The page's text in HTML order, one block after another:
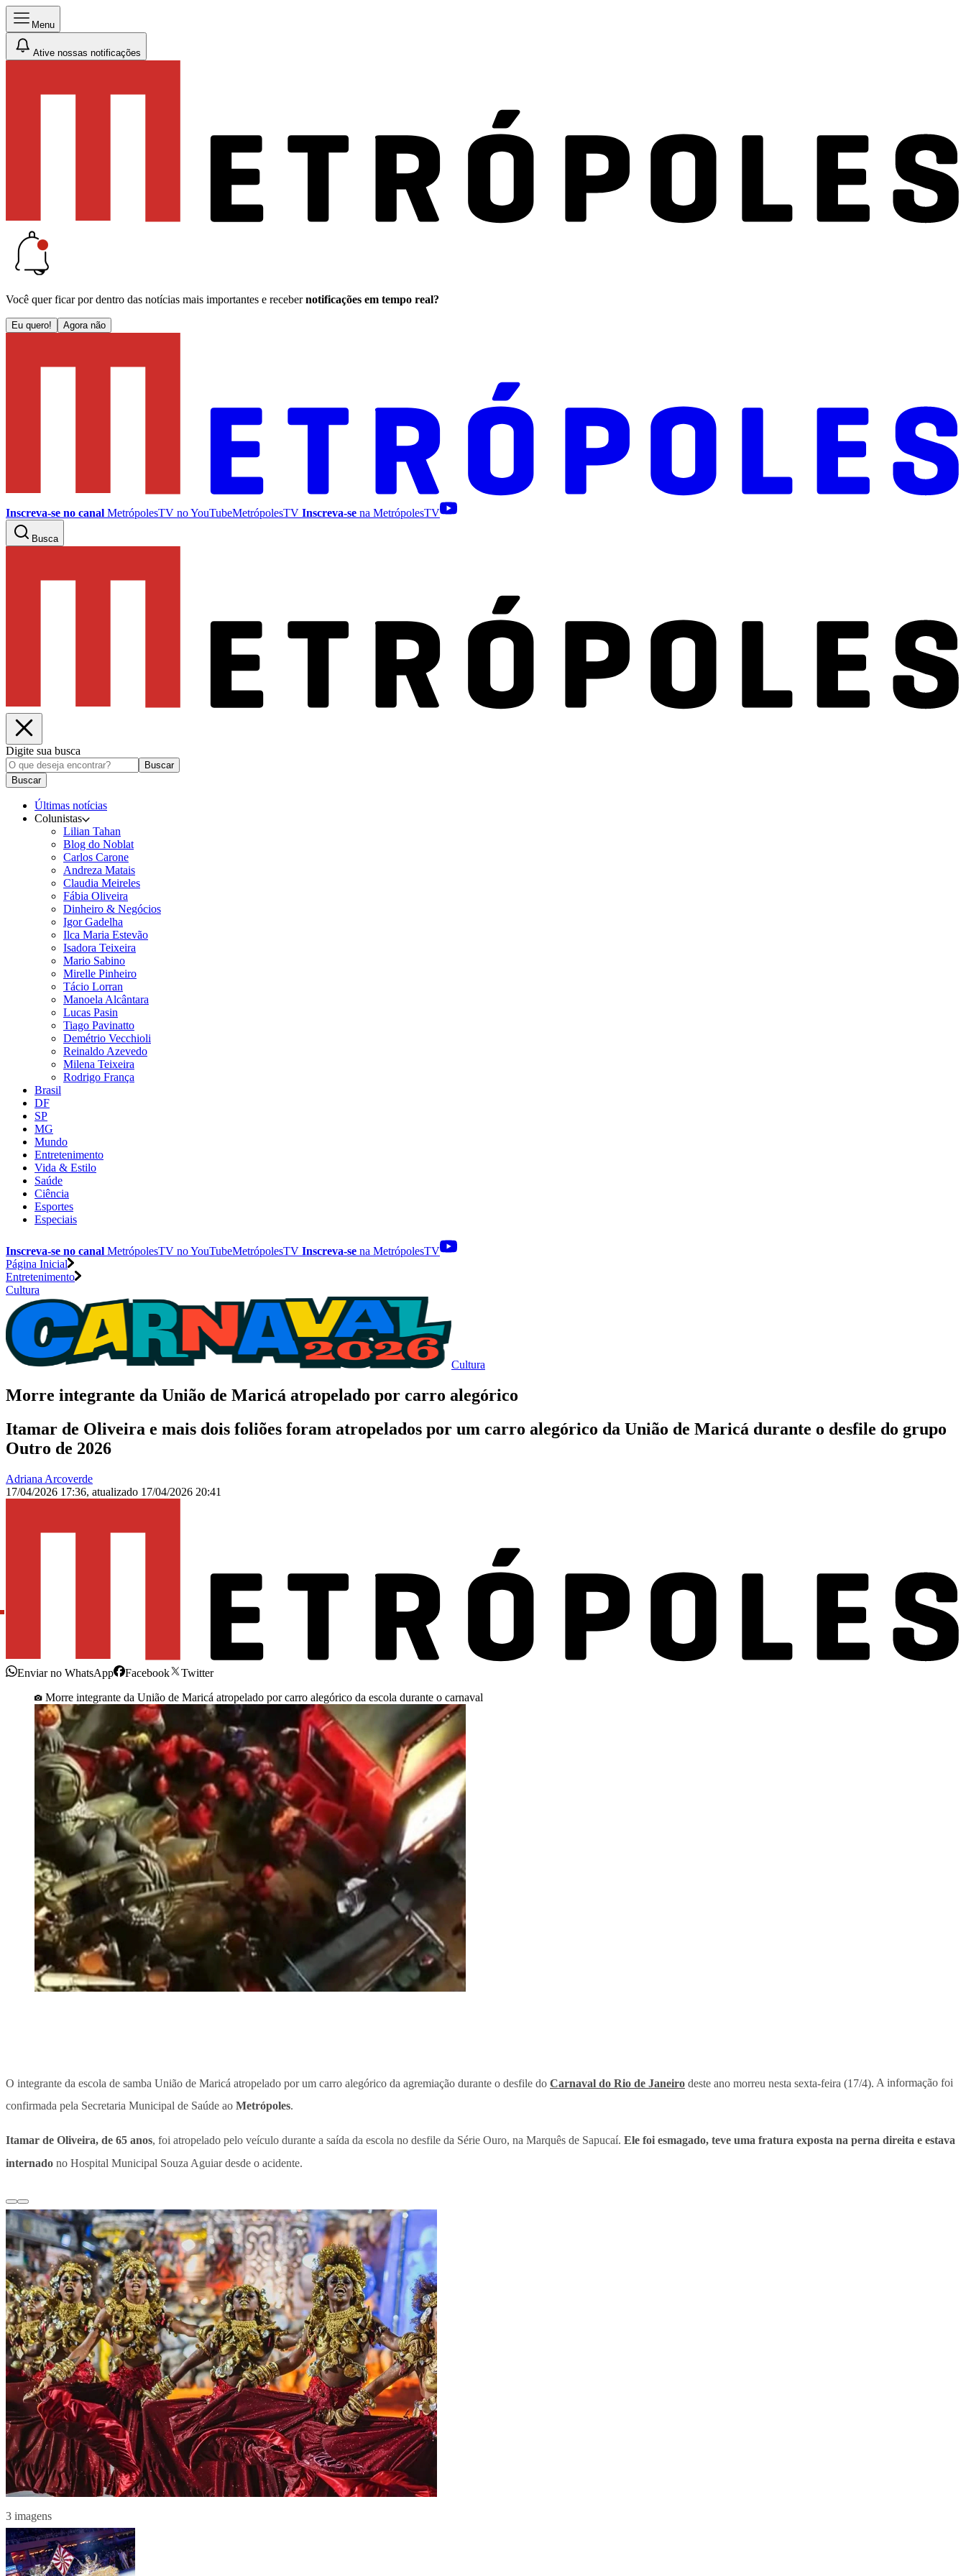
Menu
Ative nossas notificações
Você quer ficar por dentro das notícias mais importantes e receber notificações em tempo real?
Eu quero! Agora não
Inscreva-se no canal MetrópolesTV noYouTubeMetrópolesTV Inscreva-se na MetrópolesTV
Busca
Digite sua busca
Buscar
Buscar
Últimas notícias
Colunistas
Lilian Tahan
Blog do Noblat
Carlos Carone
Andreza Matais
Claudia Meireles
Fábia Oliveira
Dinheiro & Negócios
Igor Gadelha
Ilca Maria Estevão
Isadora Teixeira
Mario Sabino
Mirelle Pinheiro
Tácio Lorran
Manoela Alcântara
Lucas Pasin
Tiago Pavinatto
Demétrio Vecchioli
Reinaldo Azevedo
Milena Teixeira
Rodrigo França
Brasil
DF
SP
MG
Mundo
Entretenimento
Vida & Estilo
Saúde
Ciência
Esportes
Especiais
Inscreva-se no canal MetrópolesTV noYouTubeMetrópolesTV Inscreva-se na MetrópolesTV
Página Inicial
Entretenimento
Cultura
Cultura
Morre integrante da União de Maricá atropelado por carro alegórico
Itamar de Oliveira e mais dois foliões foram atropelados por um carro alegórico da União de Maricá durante o desfile do grupo
Outro de 2026
Adriana Arcoverde
17/04/2026 17:36, atualizado 17/04/2026 20:41
Enviar no WhatsApp Facebook
Twitter
Morre integrante da União de Maricá atropelado por carro alegórico da escola durante o carnaval
O integrante da escola de samba União de Maricá atropelado por um carro alegórico da agremiação durante o desfile do Carnaval do Rio de Janeiro deste ano morreu nesta sexta-feira (17/4). A informação foi
confirmada pela Secretaria Municipal de Saúde ao Metrópoles.
Itamar de Oliveira, de 65 anos, foi atropelado pelo veículo durante a saída da escola no desfile da Série Ouro, na Marquês de Sapucaí. Ele foi esmagado, teve uma fratura exposta na perna direita e estava
internado no Hospital Municipal Souza Aguiar desde o acidente.
3 imagens